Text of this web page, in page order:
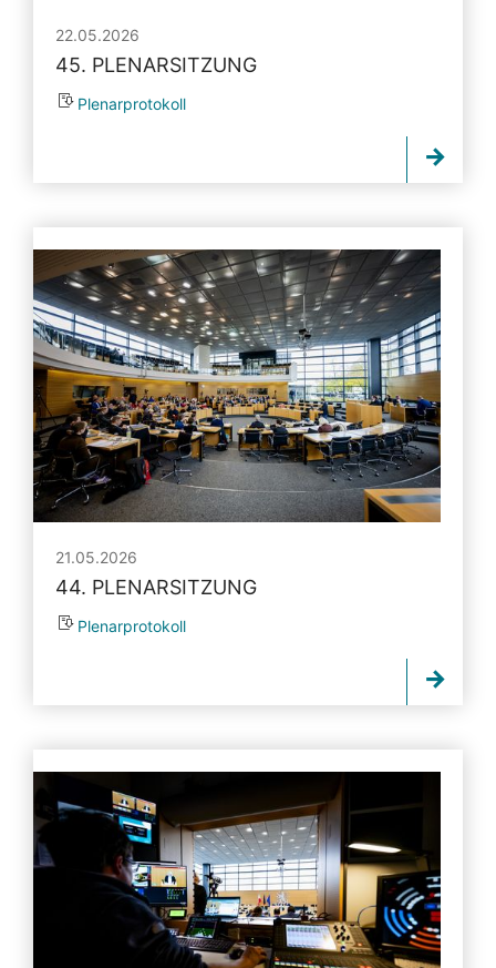
22.05.2026
45. PLENARSITZUNG
Plenarprotokoll
21.05.2026
44. PLENARSITZUNG
Plenarprotokoll